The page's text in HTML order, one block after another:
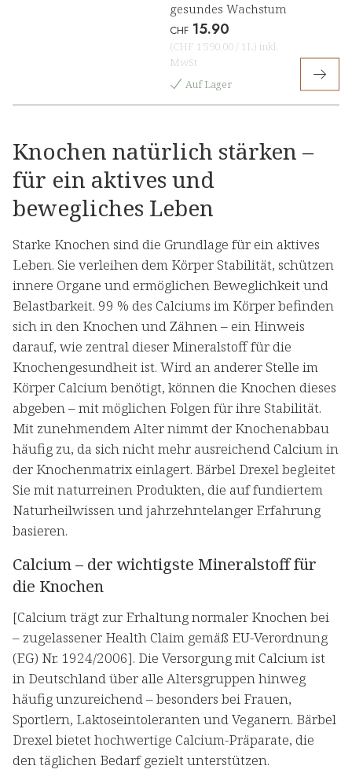
gesundes Wachstum
CHF 15.90
(CHF 1'590.00 / 1L) inkl.
MwSt
Auf Lager
Knochen natürlich stärken –
für ein aktives und
bewegliches Leben
Starke Knochen sind die Grundlage für ein aktives
Leben. Sie verleihen dem Körper Stabilität, schützen
innere Organe und ermöglichen Beweglichkeit und
Belastbarkeit. 99 % des Calciums im Körper befinden
sich in den Knochen und Zähnen – ein Hinweis
darauf, wie zentral dieser Mineralstoff für die
Knochengesundheit ist. Wird an anderer Stelle im
Körper Calcium benötigt, können die Knochen dieses
abgeben – mit möglichen Folgen für ihre Stabilität.
Mit zunehmendem Alter nimmt der Knochenabbau
häufig zu, da sich nicht mehr ausreichend Calcium in
der Knochenmatrix einlagert. Bärbel Drexel begleitet
Sie mit naturreinen Produkten, die auf fundiertem
Naturheilwissen und jahrzehntelanger Erfahrung
basieren.
Calcium – der wichtigste Mineralstoff für
die Knochen
[Calcium trägt zur Erhaltung normaler Knochen bei
– zugelassener Health Claim gemäß EU-Verordnung
(EG) Nr. 1924/2006]. Die Versorgung mit Calcium ist
in Deutschland über alle Altersgruppen hinweg
häufig unzureichend – besonders bei Frauen,
Sportlern, Laktoseintoleranten und Veganern. Bärbel
Drexel bietet hochwertige Calcium-Präparate, die
den täglichen Bedarf gezielt unterstützen.